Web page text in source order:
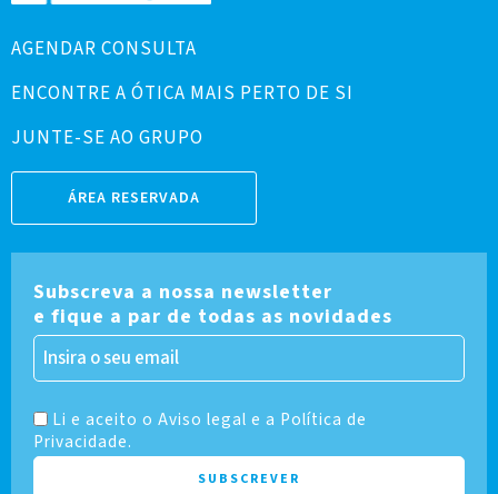
AGENDAR CONSULTA
ENCONTRE A ÓTICA MAIS PERTO DE SI
JUNTE-SE AO GRUPO
ÁREA RESERVADA
Subscreva a nossa newsletter
e fique a par de todas as novidades
Li e aceito o Aviso legal e a Política de
Privacidade.